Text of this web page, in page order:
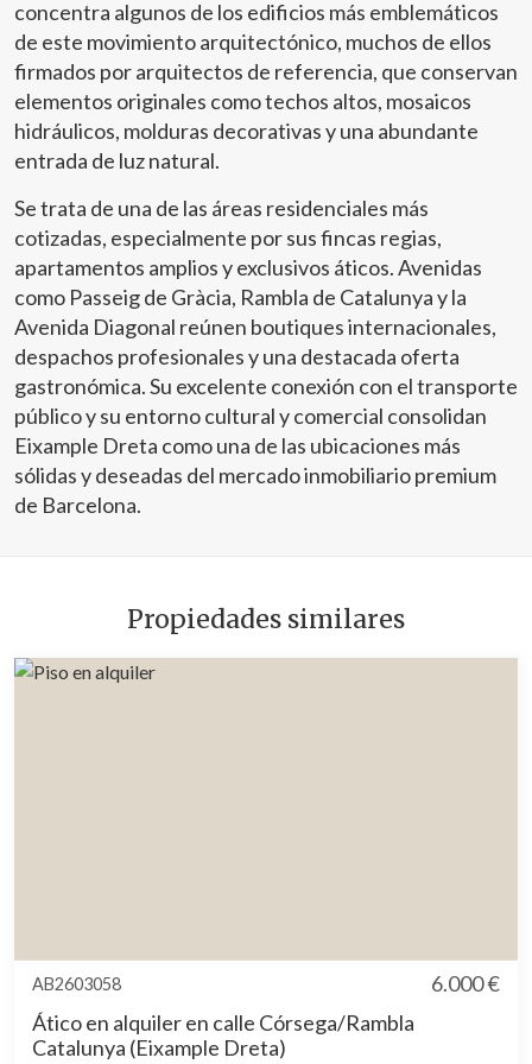
concentra algunos de los edificios más emblemáticos
de este movimiento arquitectónico, muchos de ellos
firmados por arquitectos de referencia, que conservan
elementos originales como techos altos, mosaicos
hidráulicos, molduras decorativas y una abundante
entrada de luz natural.
Se trata de una de las áreas residenciales más
cotizadas, especialmente por sus fincas regias,
apartamentos amplios y exclusivos áticos. Avenidas
como Passeig de Gràcia, Rambla de Catalunya y la
Avenida Diagonal reúnen boutiques internacionales,
despachos profesionales y una destacada oferta
gastronómica. Su excelente conexión con el transporte
público y su entorno cultural y comercial consolidan
Eixample Dreta como una de las ubicaciones más
sólidas y deseadas del mercado inmobiliario premium
de Barcelona.
Propiedades similares
AB2603058
6.000 €
Ático en alquiler en calle Córsega/Rambla
Catalunya (Eixample Dreta)